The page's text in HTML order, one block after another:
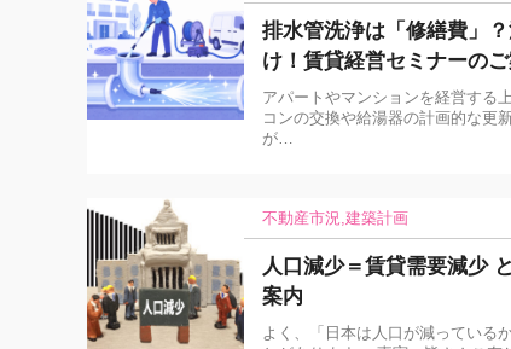
排水管洗浄は「修繕費」
け！賃貸経営セミナーの
アパートやマンションを経営する
コンの交換や給湯器の計画的な更
が…
不動産市況 建築計画
人口減少＝賃貸需要減少
案内
よく、「日本は人口が減っている